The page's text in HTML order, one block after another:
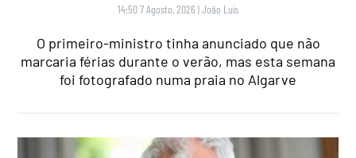
14:50 7 Agosto, 2026 |João Luís
O primeiro-ministro tinha anunciado que não
marcaria férias durante o verão, mas esta semana
foi fotografado numa praia no Algarve